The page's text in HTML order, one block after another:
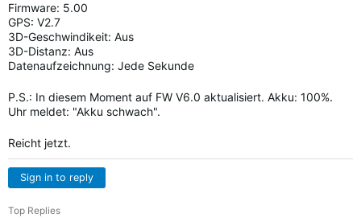
Firmware: 5.00
GPS: V2.7
3D-Geschwindikeit: Aus
3D-Distanz: Aus
Datenaufzeichnung: Jede Sekunde
P.S.: In diesem Moment auf FW V6.0 aktualisiert. Akku: 100%.
Uhr meldet: "Akku schwach".
Reicht jetzt.
Sign in to reply
Top Replies